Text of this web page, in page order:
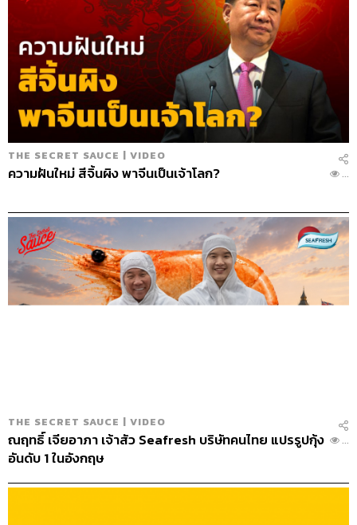
THE SECRET SAUCE | VIDEO
ความฝันใหม่ สีจิ้นผิง พาจีนเป็นเจ้าโลก? ...
THE SECRET SAUCE | VIDEO
ณฤทธิ์ เจียอาภา เจ้าสัว Seafresh บริษัทคนไทย แปรรูปกุ้ง
อันดับ 1 ในอังกฤษ
...